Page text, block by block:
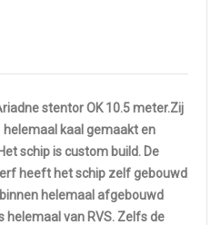
stentor OK 10.5 meter.Zij
kaal gemaakt en
schip is custom build. De
heeft het schip zelf gebouwd
helemaal afgebouwd
helemaal van RVS. Zelfs de